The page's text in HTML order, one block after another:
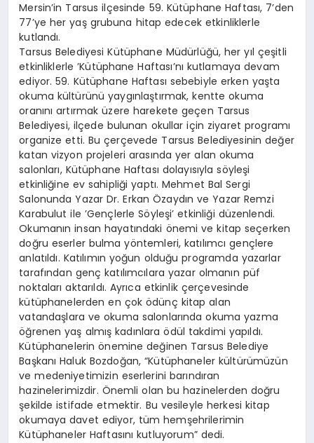
Mersin’in Tarsus ilçesinde 59. Kütüphane Haftası, 7’den
77’ye her yaş grubuna hitap edecek etkinliklerle
kutlandı.
Tarsus Belediyesi Kütüphane Müdürlüğü, her yıl çeşitli
etkinliklerle ’Kütüphane Haftası’nı kutlamaya devam
ediyor. 59. Kütüphane Haftası sebebiyle erken yaşta
okuma kültürünü yaygınlaştırmak, kentte okuma
oranını artırmak üzere harekete geçen Tarsus
Belediyesi, ilçede bulunan okullar için ziyaret programı
organize etti. Bu çerçevede Tarsus Belediyesinin değer
katan vizyon projeleri arasında yer alan okuma
salonları, Kütüphane Haftası dolayısıyla söyleşi
etkinliğine ev sahipliği yaptı. Mehmet Bal Sergi
Salonunda Yazar Dr. Erkan Özaydın ve Yazar Remzi
Karabulut ile ’Gençlerle Söyleşi’ etkinliği düzenlendi.
Okumanın insan hayatındaki önemi ve kitap seçerken
doğru eserler bulma yöntemleri, katılımcı gençlere
anlatıldı. Katılımın yoğun olduğu programda yazarlar
tarafından genç katılımcılara yazar olmanın püf
noktaları aktarıldı. Ayrıca etkinlik çerçevesinde
kütüphanelerden en çok ödünç kitap alan
vatandaşlara ve okuma salonlarında okuma yazma
öğrenen yaş almış kadınlara ödül takdimi yapıldı.
Kütüphanelerin önemine değinen Tarsus Belediye
Başkanı Haluk Bozdoğan, “Kütüphaneler kültürümüzün
ve medeniyetimizin eserlerini barındıran
hazinelerimizdir. Önemli olan bu hazinelerden doğru
şekilde istifade etmektir. Bu vesileyle herkesi kitap
okumaya davet ediyor, tüm hemşehrilerimin
Kütüphaneler Haftasını kutluyorum” dedi.